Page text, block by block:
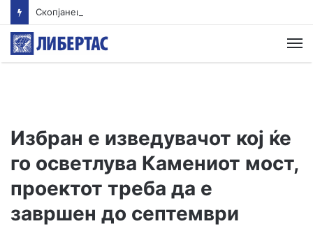
Избран е изведувачот кој ќе
го осветлува Камениот мост,
проектот треба да е
завршен до септември